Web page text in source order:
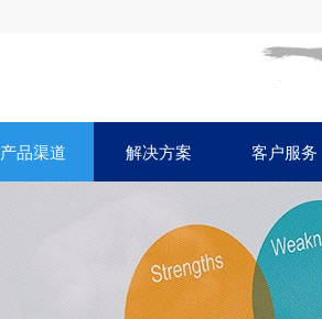
产品渠道 解决方案 客户服务